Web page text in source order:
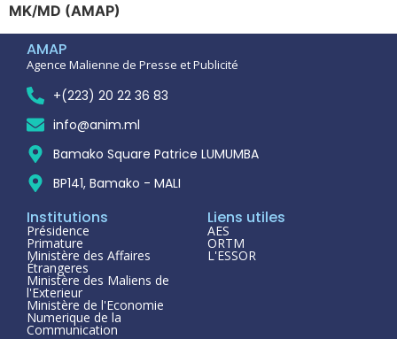
MK/MD (AMAP)
AMAP
Agence Malienne de Presse et Publicité
+(223) 20 22 36 83
info@anim.ml
Bamako Square Patrice LUMUMBA
BP141, Bamako - MALI
Institutions
Présidence
Primature
Ministère des Affaires
Étrangeres
Ministère des Maliens de
l'Exterieur
Ministère de l'Economie
Numerique de la
Communication
Liens utiles
AES
ORTM
L'ESSOR